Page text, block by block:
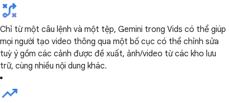
Chỉ từ một câu lệnh và một tệp, Gemini trong Vids có thể giúp
mọi người tạo video thông qua một bố cục có thể chỉnh sửa
tuỳ ý gồm các cảnh được đề xuất, ảnh/video từ các kho lưu
trữ, cùng nhiều nội dung khác.